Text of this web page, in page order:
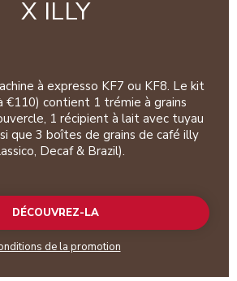
X ILLY
à expresso KF7 ou KF8. Le kit
€110) contient 1 trémie à grains
1 récipient à lait avec tuyau
que 3 boîtes de grains de café illy
Decaf & Brazil).
DÉCOUVREZ-LA
de la promotion